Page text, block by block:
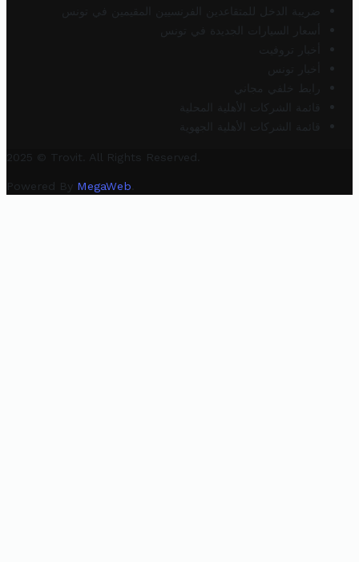
ضريبة الدخل للمتقاعدين الفرنسيين المقيمين في تونس
أسعار السيارات الجديدة في تونس
أخبار تروفيت
أخبار تونس
رابط خلفي مجاني
قائمة الشركات الأهلية المحلية
قائمة الشركات الأهلية الجهوية
2025 © Trovit. All Rights Reserved.
Powered By MegaWeb